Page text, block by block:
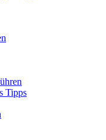
Tipps